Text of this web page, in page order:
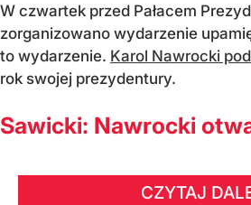
W czwartek przed Pałacem
zorganizowano wydarzenie
to wydarzenie. Karol Nawrocki
rok swojej prezydentury.
Sawicki: Nawrocki
CZYTAJ